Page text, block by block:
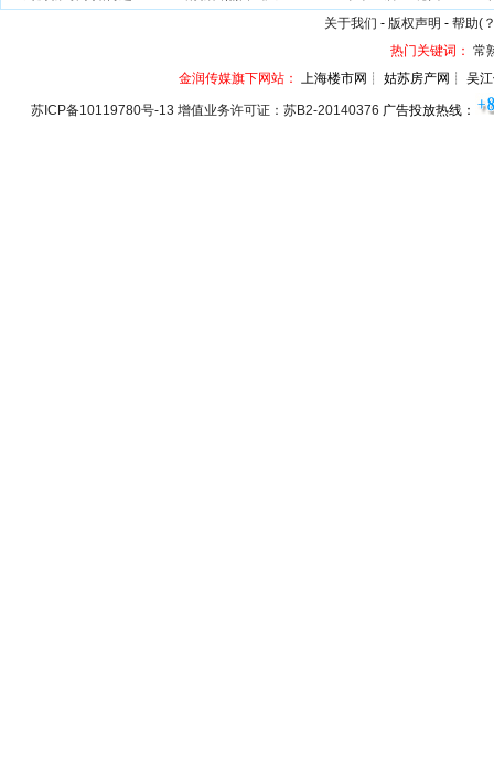
关于我们 - 版权声明 - 帮助(
热门关键词： 常
金润传媒旗下网站： 上海楼市网┊ 姑苏房产网┊ 吴
苏ICP备10119780号-13 增值业务许可证：苏B2-20140376 广告投放热线：